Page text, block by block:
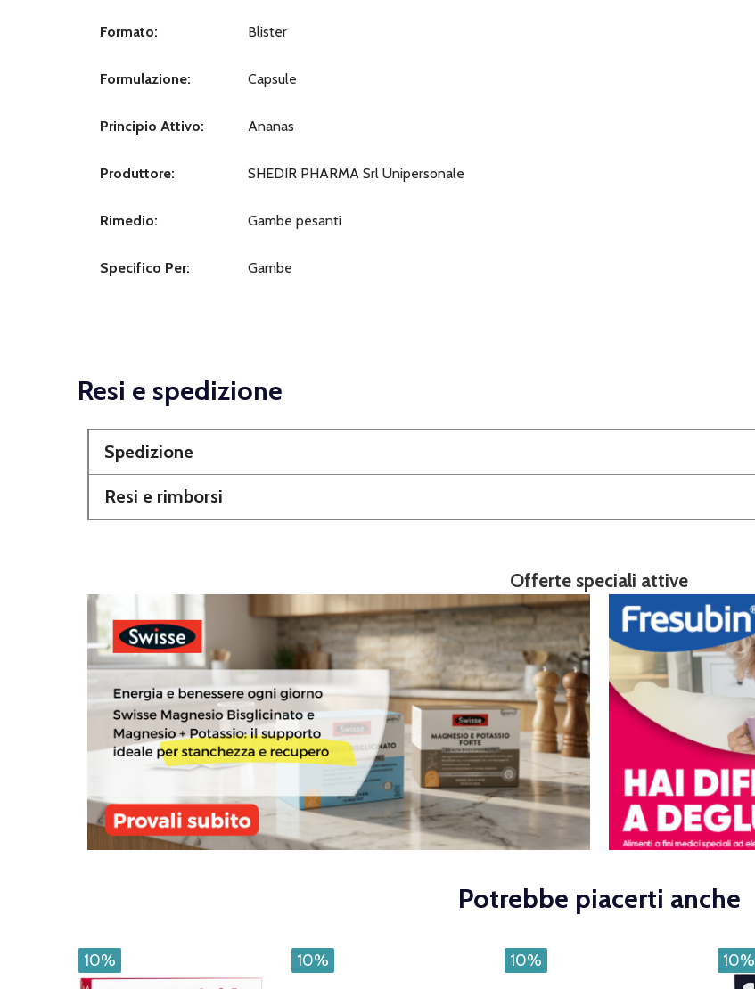
Formato: Blister
Formulazione: Capsule
Principio Attivo: Ananas
Produttore: SHEDIR PHARMA Srl Unipersonale
Rimedio: Gambe pesanti
Specifico Per: Gambe
Resi e spedizione
Spedizione
Resi e rimborsi
Offerte speciali attive
Potrebbe piacerti anche
10% 10% 10% 10%